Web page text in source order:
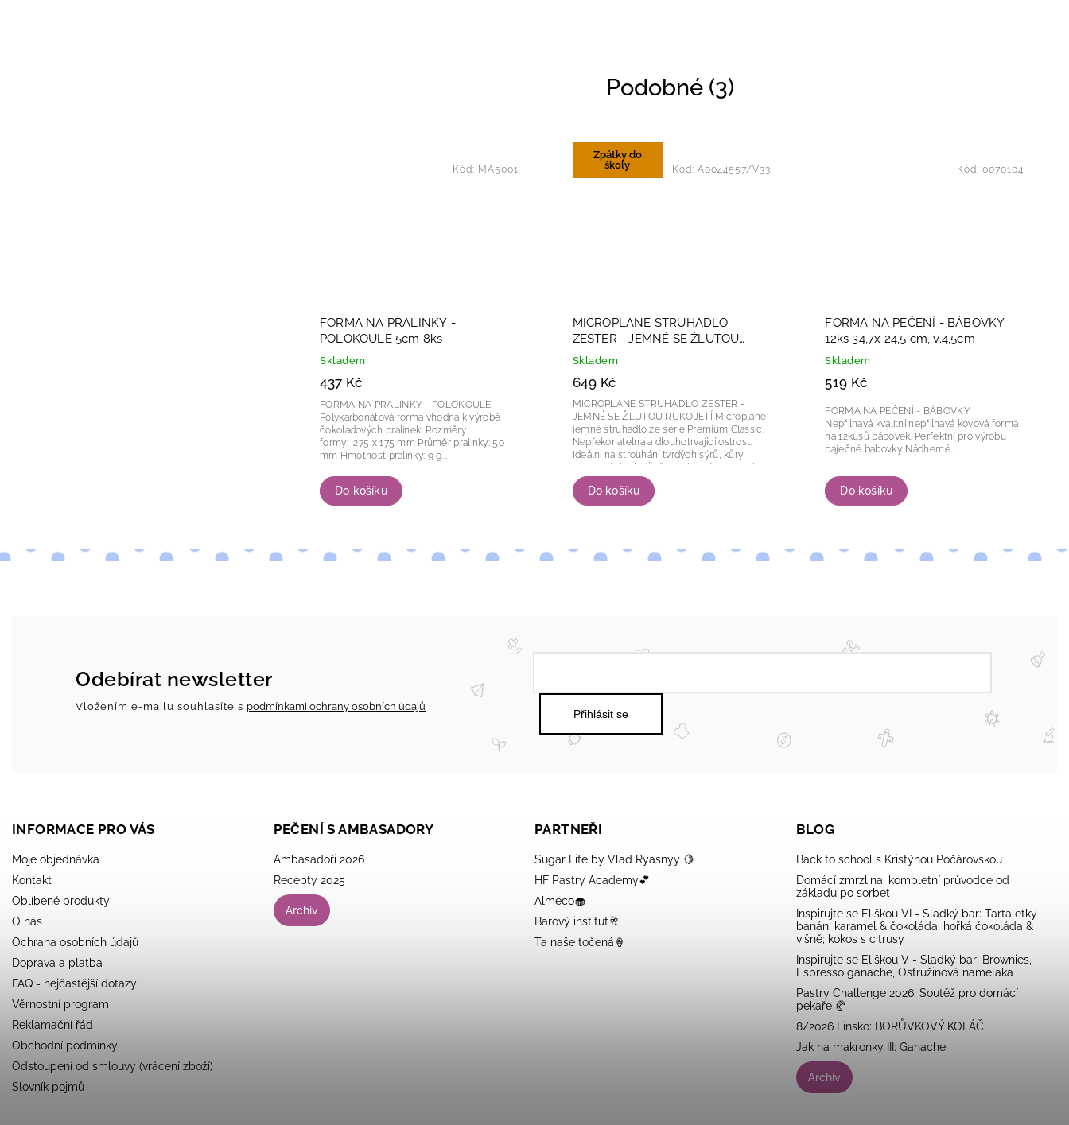
Podobné (3)
FORMA NA PRALINKY -
POLOKOULE 5cm 8ks
Skladem
437 Kč
Do košíku
FORMA NA PRALINKY - POLOKOULE
Polykarbonátová forma vhodná k výrobě
čokoládových pralinek. Rozměry
formy: 275 x 175 mm Průměr pralinky: 50
mm Hmotnost pralinky: 9 g...
Kód: MA5001
Zpátky do
školy
MICROPLANE STRUHADLO
ZESTER - JEMNÉ SE ŽLUTOU
RUKOJETÍ
Skladem
649 Kč
Do košíku
MICROPLANE STRUHADLO ZESTER -
JEMNÉ SE ŽLUTOU RUKOJETÍ Microplane
jemné struhadlo ze série Premium Classic.
Nepřekonatelná a dlouhotrvající ostrost.
Ideální na strouhání tvrdých sýrů, kůry
muškátového...
Kód:A0044557/V33
FORMA NA PEČENÍ - BÁBOVKY
12ks 34,7x 24,5 cm, v.4,5cm
Skladem
519 Kč
Do košíku
FORMA NA PEČENÍ - BÁBOVKY
Nepřilnavá kvalitní nepřilnavá kovová forma
na 12kusů bábovek. Perfektní pro výrobu
báječné bábovky. Nádherné...
Kód: 0070104
Odebírat newsletter
Vložením e-mailu souhlasíte s podmínkami ochrany osobních údajů
Přihlásit se
INFORMACE PRO VÁS
Moje objednávka
Kontakt
Oblíbené produkty
O nás
Ochrana osobních údajů
Doprava a platba
FAQ - nejčastější dotazy
Věrnostní program
Reklamační řád
Obchodní podmínky
Odstoupení od smlouvy (vrácení zboží)
Slovník pojmů
PEČENÍ S AMBASADORY
Ambasadoři 2026
Recepty 2025
Archiv
PARTNEŘI
Sugar Life by Vlad Ryasnyy 🍋
HF Pastry Academy💕
Almeco🧁
Barový institut🥂
Ta naše točená🍦
BLOG
Back to school s Kristýnou Počárovskou
Domácí zmrzlina: kompletní průvodce od
základu po sorbet
Inspirujte se Eliškou VI - Sladký bar: Tartaletky
banán, karamel & čokoláda; hořká čokoláda &
višně; kokos s citrusy
Inspirujte se Eliškou V - Sladký bar: Brownies,
Espresso ganache, Ostružinová namelaka
Pastry Challenge 2026: Soutěž pro domácí
pekaře 🥐
8/2026 Finsko: BORŮVKOVÝ KOLÁČ
Jak na makronky III: Ganache
Archiv